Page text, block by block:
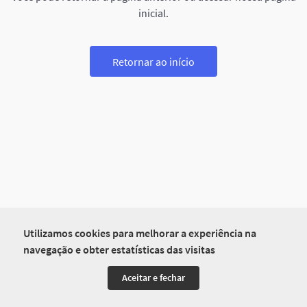
Utilizamos cookies para melhorar a experiência na
navegação e obter estatísticas das visitas
Aceitar e fechar
inicial.
Retornar ao início